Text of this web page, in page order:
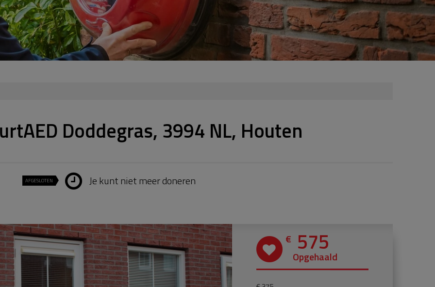
Doddegras, 3994 NL, Houten
AFGESLOTEN Je kunt niet meer doneren
€ 575
Opgehaald